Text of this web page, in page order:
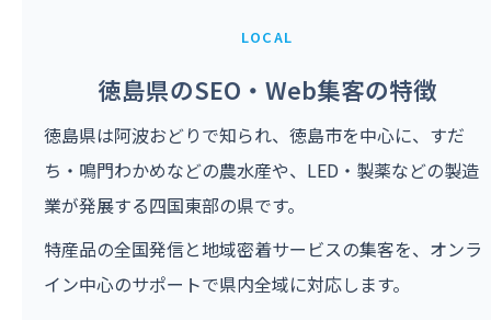
LOCAL
徳島県のSEO・Web集客の特徴
徳島県は阿波おどりで知られ、徳島市を中心に、すだ
ち・鳴門わかめなどの農水産や、LED・製薬などの製造
業が発展する四国東部の県です。
特産品の全国発信と地域密着サービスの集客を、オンラ
イン中心のサポートで県内全域に対応します。